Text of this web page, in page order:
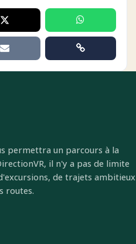
permettra un parcours à la
il n'y a pas de limite
de trajets ambitieux
routes.